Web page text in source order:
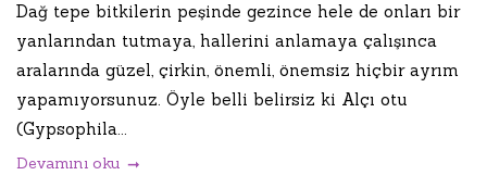
Dağ tepe bitkilerin peşinde gezince hele de onları bir
yanlarından tutmaya, hallerini anlamaya çalışınca
aralarında güzel, çirkin, önemli, önemsiz hiçbir ayrım
yapamıyorsunuz. Öyle belli belirsiz ki Alçı otu
(Gypsophila...
Devamını oku